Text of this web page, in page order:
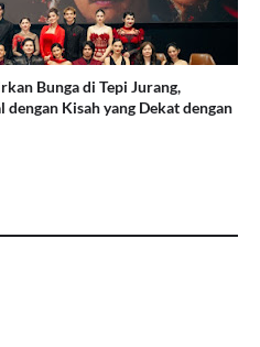
Bunga di Tepi Jurang,
Kisah yang Dekat dengan